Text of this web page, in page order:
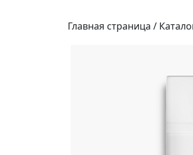
Главная страница /